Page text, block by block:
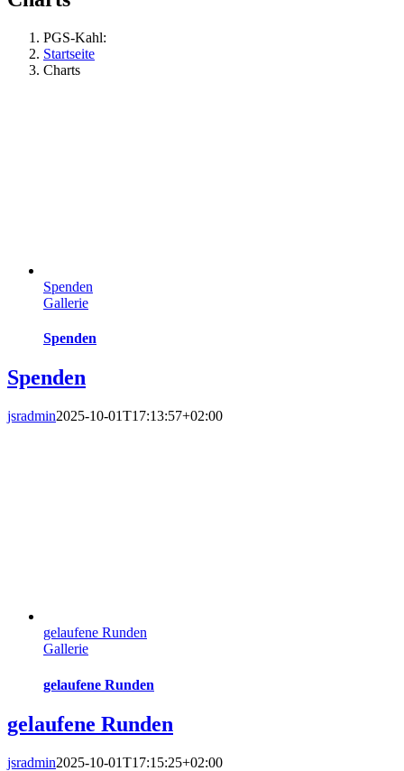
PGS-Kahl:
Startseite
Charts
Spenden
Gallerie
Spenden
Spenden
jsradmin2025-10-01T17:13:57+02:00
gelaufene Runden
Gallerie
gelaufene Runden
gelaufene Runden
jsradmin2025-10-01T17:15:25+02:00